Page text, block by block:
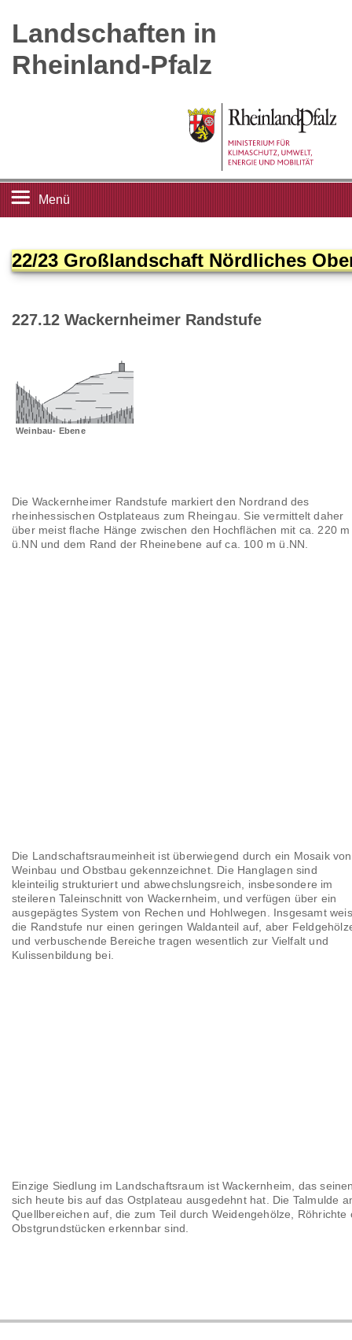
Landschaften in
Rheinland-Pfalz
Menü
Landschaftsleitbilder
Großlandschaften
Glossar
22/23 Großlandschaft Nördliches
227.12 Wackernheimer Randstufe
Weinbau- Ebene
Die Wackernheimer Randstufe markiert den Nordrand des
rheinhessischen Ostplateaus zum Rheingau. Sie vermittelt daher
über meist flache Hänge zwischen den Hochflächen mit ca. 220 m
ü.NN und dem Rand der Rheinebene auf ca. 100 m ü.NN.
Die Landschaftsraumeinheit ist überwiegend durch ein Mosaik von
Weinbau und Obstbau gekennzeichnet. Die Hanglagen sind
kleinteilig strukturiert und abwechslungsreich, insbesondere im
steileren Taleinschnitt von Wackernheim, und verfügen über ein
ausgepägtes System von Rechen und Hohlwegen. Insgesamt
die Randstufe nur einen geringen Waldanteil auf, aber
und verbuschende Bereiche tragen wesentlich zur Vielfalt und
Kulissenbildung bei.
Einzige Siedlung im Landschaftsraum ist Wackernheim, das
sich heute bis auf das Ostplateau ausgedehnt hat. Die Talmulde
Quellbereichen auf, die zum Teil durch Weidengehölze,
Obstgrundstücken erkennbar sind.